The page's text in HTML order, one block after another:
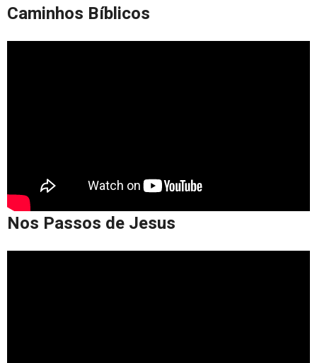
Caminhos Bíblicos
Nos Passos de Jesus